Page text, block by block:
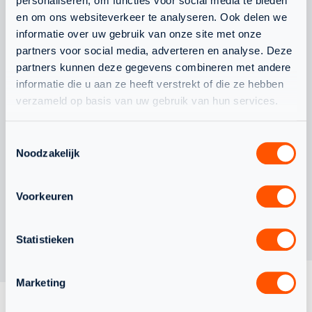
en om ons websiteverkeer te analyseren. Ook delen we
informatie over uw gebruik van onze site met onze
partners voor social media, adverteren en analyse. Deze
partners kunnen deze gegevens combineren met andere
informatie die u aan ze heeft verstrekt of die ze hebben
verzameld op basis van uw gebruik van hun services.
Noodzakelijk
Voorkeuren
Statistieken
Marketing
WAARDEVOLLE WK-
ERVARING VOOR
NEDERLANDS TEAM
ONDER 19
CHANEL